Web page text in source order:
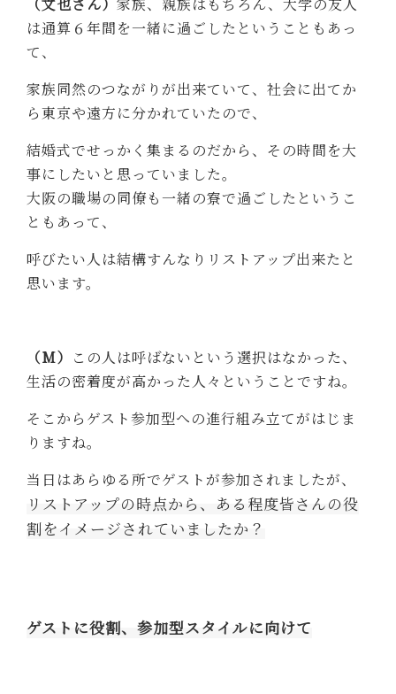
（文也さん）家族、親族はもちろん、大学の友人
は通算６年間を一緒に過ごしたということもあっ
て、
家族同然のつながりが出来ていて、社会に出てか
ら東京や遠方に分かれていたので、
結婚式でせっかく集まるのだから、その時間を大
事にしたいと思っていました。
大阪の職場の同僚も一緒の寮で過ごしたというこ
ともあって、
呼びたい人は結構すんなりリストアップ出来たと
思います。
（M） この人は呼ばないという選択はなかった、
生活の密着度が高かった人々ということですね。
そこからゲスト参加型への進行組み立てがはじま
りますね。
当日はあらゆる所でゲストが参加されましたが、
リストアップの時点から、ある程度皆さんの役
割をイメージされていましたか？
ゲストに役割、参加型スタイルに向けて